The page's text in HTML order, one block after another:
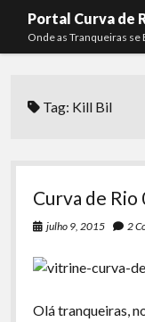
Portal Curva de
Onde as Tranqueiras se
menu
Curva de Rio
Boca do Lixo
Rachão na
Membros
Rafael Almeida
Tag: Kill Bil
Curva de Rio
julho 9, 2015 2
Olá tranqueiras,